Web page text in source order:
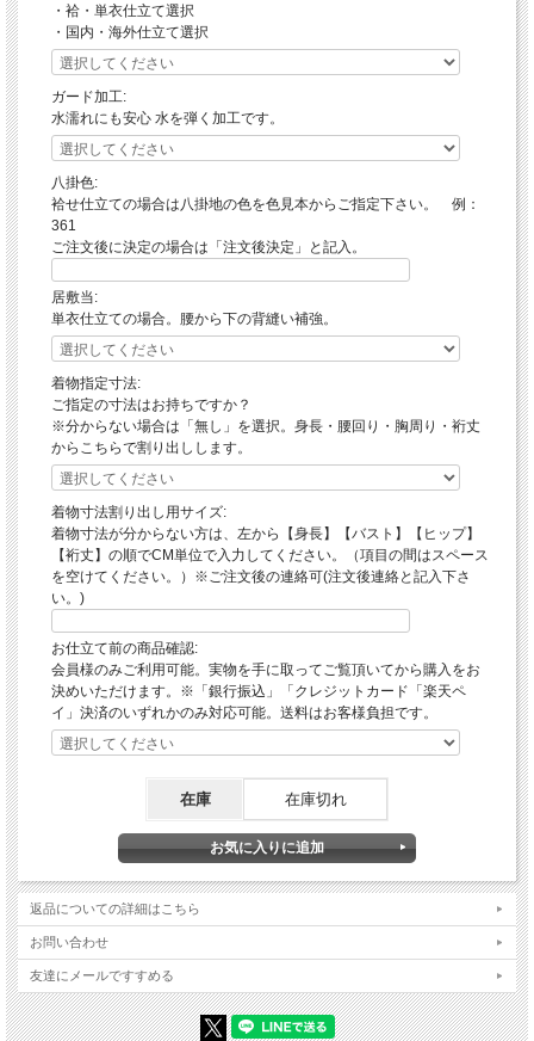
八丈島で生まれ育った草木染 手織り物
山下家３代に渡り伝承される特別な布
スキっとした風合いと美しい輝き
江戸の町でもてはやされた
・袷・単衣仕立て選択
・国内・海外仕立て選択
ガード加工:
水濡れにも安心 水を弾く加工です。
八掛色:
袷せ仕立ての場合は八掛地の色を色見本からご指定下さい。 例：
361
ご注文後に決定の場合は「注文後決定」と記入。
居敷当:
単衣仕立ての場合。腰から下の背縫い補強。
着物指定寸法:
ご指定の寸法はお持ちですか？
※分からない場合は「無し」を選択。身長・腰回り・胸周り・裄丈
からこちらで割り出しします。
着物寸法割り出し用サイズ:
着物寸法が分からない方は、左から【身長】【バスト】【ヒップ】
【裄丈】の順でCM単位で入力してください。（項目の間はスペース
を空けてください。）※ご注文後の連絡可(注文後連絡と記入下さ
い。)
お仕立て前の商品確認:
会員様のみご利用可能。実物を手に取ってご覧頂いてから購入をお
決めいただけます。※「銀行振込」「クレジットカード「楽天ペ
イ」決済のいずれかのみ対応可能。送料はお客様負担です。
在庫 在庫切れ
返品についての詳細はこちら
お問い合わせ
友達にメールですすめる